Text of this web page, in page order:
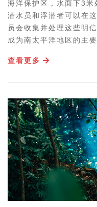
海洋保护区，水面下3米
潜水员和浮潜者可以在
员会收集并处理这些明
成为南太平洋地区的主
查看更多